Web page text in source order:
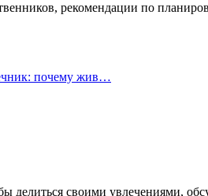
рекомендации по
почему жив…
делиться своими увлечениями,